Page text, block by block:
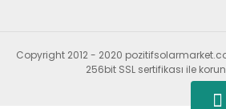
Copyright 2012 - 2020
256bit SSL sertifikası ile